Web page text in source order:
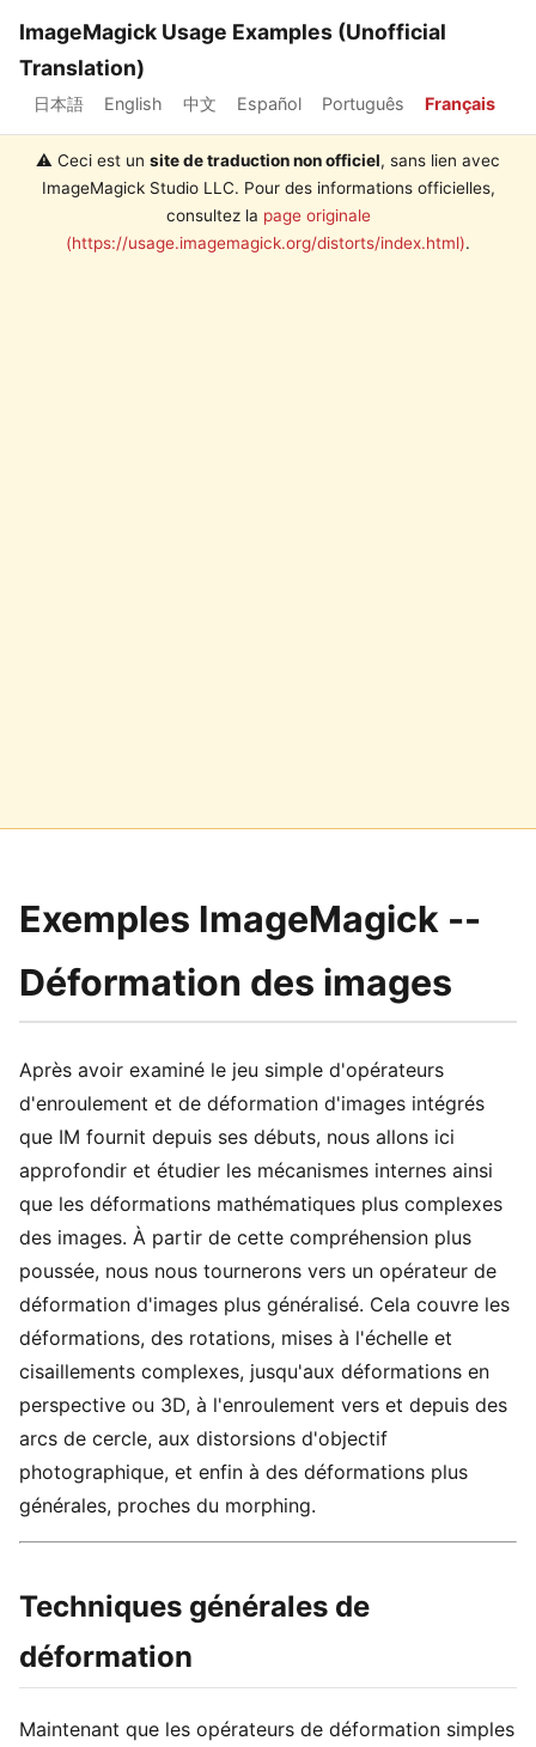
ImageMagick Usage Examples (Unofficial
Translation)
日本語 English 中文 Español Português Français
⚠️ Ceci est un site de traduction non officiel, sans lien avec
ImageMagick Studio LLC. Pour des informations officielles,
consultez la page originale
(https://usage.imagemagick.org/distorts/index.html).
Exemples ImageMagick --
Déformation des images
Après avoir examiné le jeu simple d'opérateurs
d'enroulement et de déformation d'images intégrés
que IM fournit depuis ses débuts, nous allons ici
approfondir et étudier les mécanismes internes ainsi
que les déformations mathématiques plus complexes
des images. À partir de cette compréhension plus
poussée, nous nous tournerons vers un opérateur de
déformation d'images plus généralisé. Cela couvre les
déformations, des rotations, mises à l'échelle et
cisaillements complexes, jusqu'aux déformations en
perspective ou 3D, à l'enroulement vers et depuis des
arcs de cercle, aux distorsions d'objectif
photographique, et enfin à des déformations plus
générales, proches du morphing.
Techniques générales de
déformation
Maintenant que les opérateurs de déformation simples